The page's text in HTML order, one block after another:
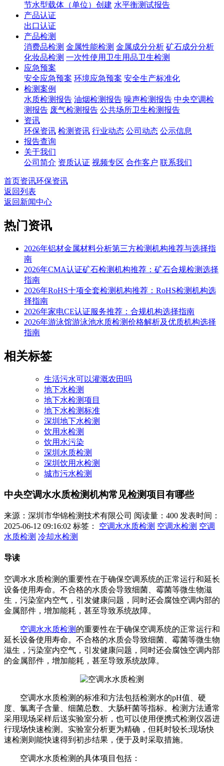
节水型载体（单位）创建 水平衡测试报告
产品认证
出口认证
产品检测
消费品检测 金属性能检测 金属成分分析 矿石成分分析
化妆品检测 一次性使用卫生用品卫生检测
应急预案
安全应急预案 环境应急预案 安全生产标准化
检测案例
水质检测报告 油烟检测报告 噪声检测报告 中央空调检
测报告 废气检测报告 公共场所卫生检测报告
资讯
环保资讯 检测资讯 行业动态 公司动态 公示信息
报告查询
关于我们
公司简介 资质认证 视频专区 合作客户 联系我们
首页资讯环保资讯
返回列表
返回新闻中心
热门资讯
2026年铝材金属材料分析第三方检测机构推荐与选择指
南
2026年CMA认证矿石检测机构推荐：矿石合规检测选择
指南
2026年RoHS十项全套检测机构推荐：RoHS检测机构选
择指南
2026年家电CE认证服务推荐：合规机构选择指南
2026年游泳馆游泳池水质检测价格解析及优质机构选择
指南
相关标签
生活污水可以灌溉农田吗
地下水检测
地下水检测项目
地下水检测标准
深圳地下水检测
饮用水检测
饮用水污染
深圳水质检测
深圳饮用水检测
城市污水检测
中央空调水水质检测机构常见检测项目有哪些
来源：深圳市华锦检测技术有限公司 阅读量：400 发表时间：
2025-06-12 09:16:02 标签： 空调水水质检测 空调水检测 空调
水质检测 冷却水检测
导读
空调水水质检测​的重要性‌在于确保空调系统的正常运行和延长
设备使用寿命。不合格的水质会导致细菌、霉菌等微生物滋
生，污染室内空气，引发健康问题，同时还会腐蚀空调内部的
金属部件，增加能耗，甚至导致系统故障‌。
空调水水质检测 的重要性‌在于确保空调系统的正常运行和
延长设备使用寿命。不合格的水质会导致细菌、霉菌等微生物
滋生，污染室内空气，引发健康问题，同时还会腐蚀空调内部
的金属部件，增加能耗，甚至导致系统故障‌。
‌空调水水质检测的标准和方法‌包括检测水的pH值、硬
度、氯离子含量、细菌总数、大肠杆菌等指标。检测方法通常
采用现场采样后送实验室分析，也可以使用便携式检测仪器进
行现场快速检测。实验室分析更为精确，但耗时较长;现场快
速检测则能快速得到初步结果，便于及时采取措施‌。
‌空调水水质检测的具体项目‌包括：